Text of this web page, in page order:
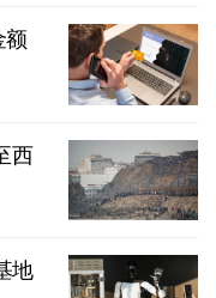
额
西
地